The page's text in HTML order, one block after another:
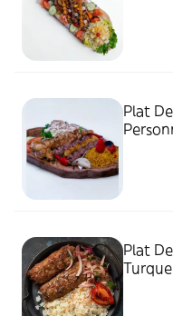
Plat
Plat
Turque